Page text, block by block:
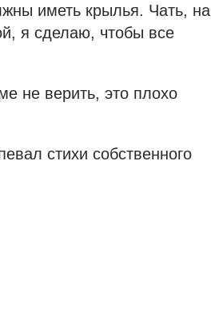
иметь крылья. Чать, на
я сделаю, чтобы все
не верить, это плохо
стихи собственного